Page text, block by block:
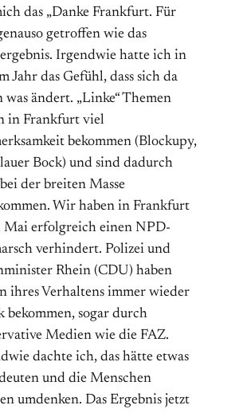
das „Danke Frankfurt. Für
getroffen wie das
Irgendwie hatte ich in
Jahr das Gefühl, dass sich da
was ändert. „Linke“ Themen
in Frankfurt viel
bekommen (Blockupy,
Bock) und sind dadurch
der breiten Masse
Wir haben in Frankfurt
Mai erfolgreich einen NPD-
verhindert. Polizei und
Rhein (CDU) haben
ihres Verhaltens immer wieder
bekommen, sogar durch
Medien wie die FAZ.
dachte ich, das hätte etwas
und die Menschen
umdenken. Das Ergebnis jetzt